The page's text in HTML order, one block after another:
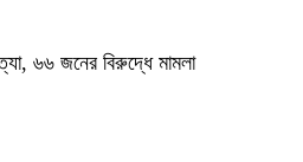
৬৬ জনের বিরুদ্ধে মামলা